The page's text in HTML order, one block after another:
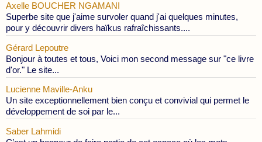
Axelle BOUCHER NGAMANI
Superbe site que j'aime survoler quand j'ai quelques minutes,
pour y découvrir divers haïkus rafraîchissants....
Gérard Lepoutre
Bonjour à toutes et tous, Voici mon second message sur "ce livre
d'or." Le site...
Lucienne Maville-Anku
Un site exceptionnellement bien conçu et convivial qui permet le
développement de soi par le...
Saber Lahmidi